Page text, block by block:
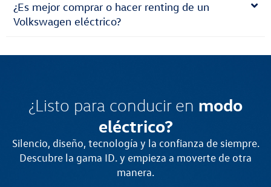
¿Es mejor comprar o hacer renting de un
Volkswagen eléctrico?
¿Listo para conducir en modo
eléctrico?
Silencio, diseño, tecnología y la confianza de siempre.
Descubre la gama ID. y empieza a moverte de otra
manera.